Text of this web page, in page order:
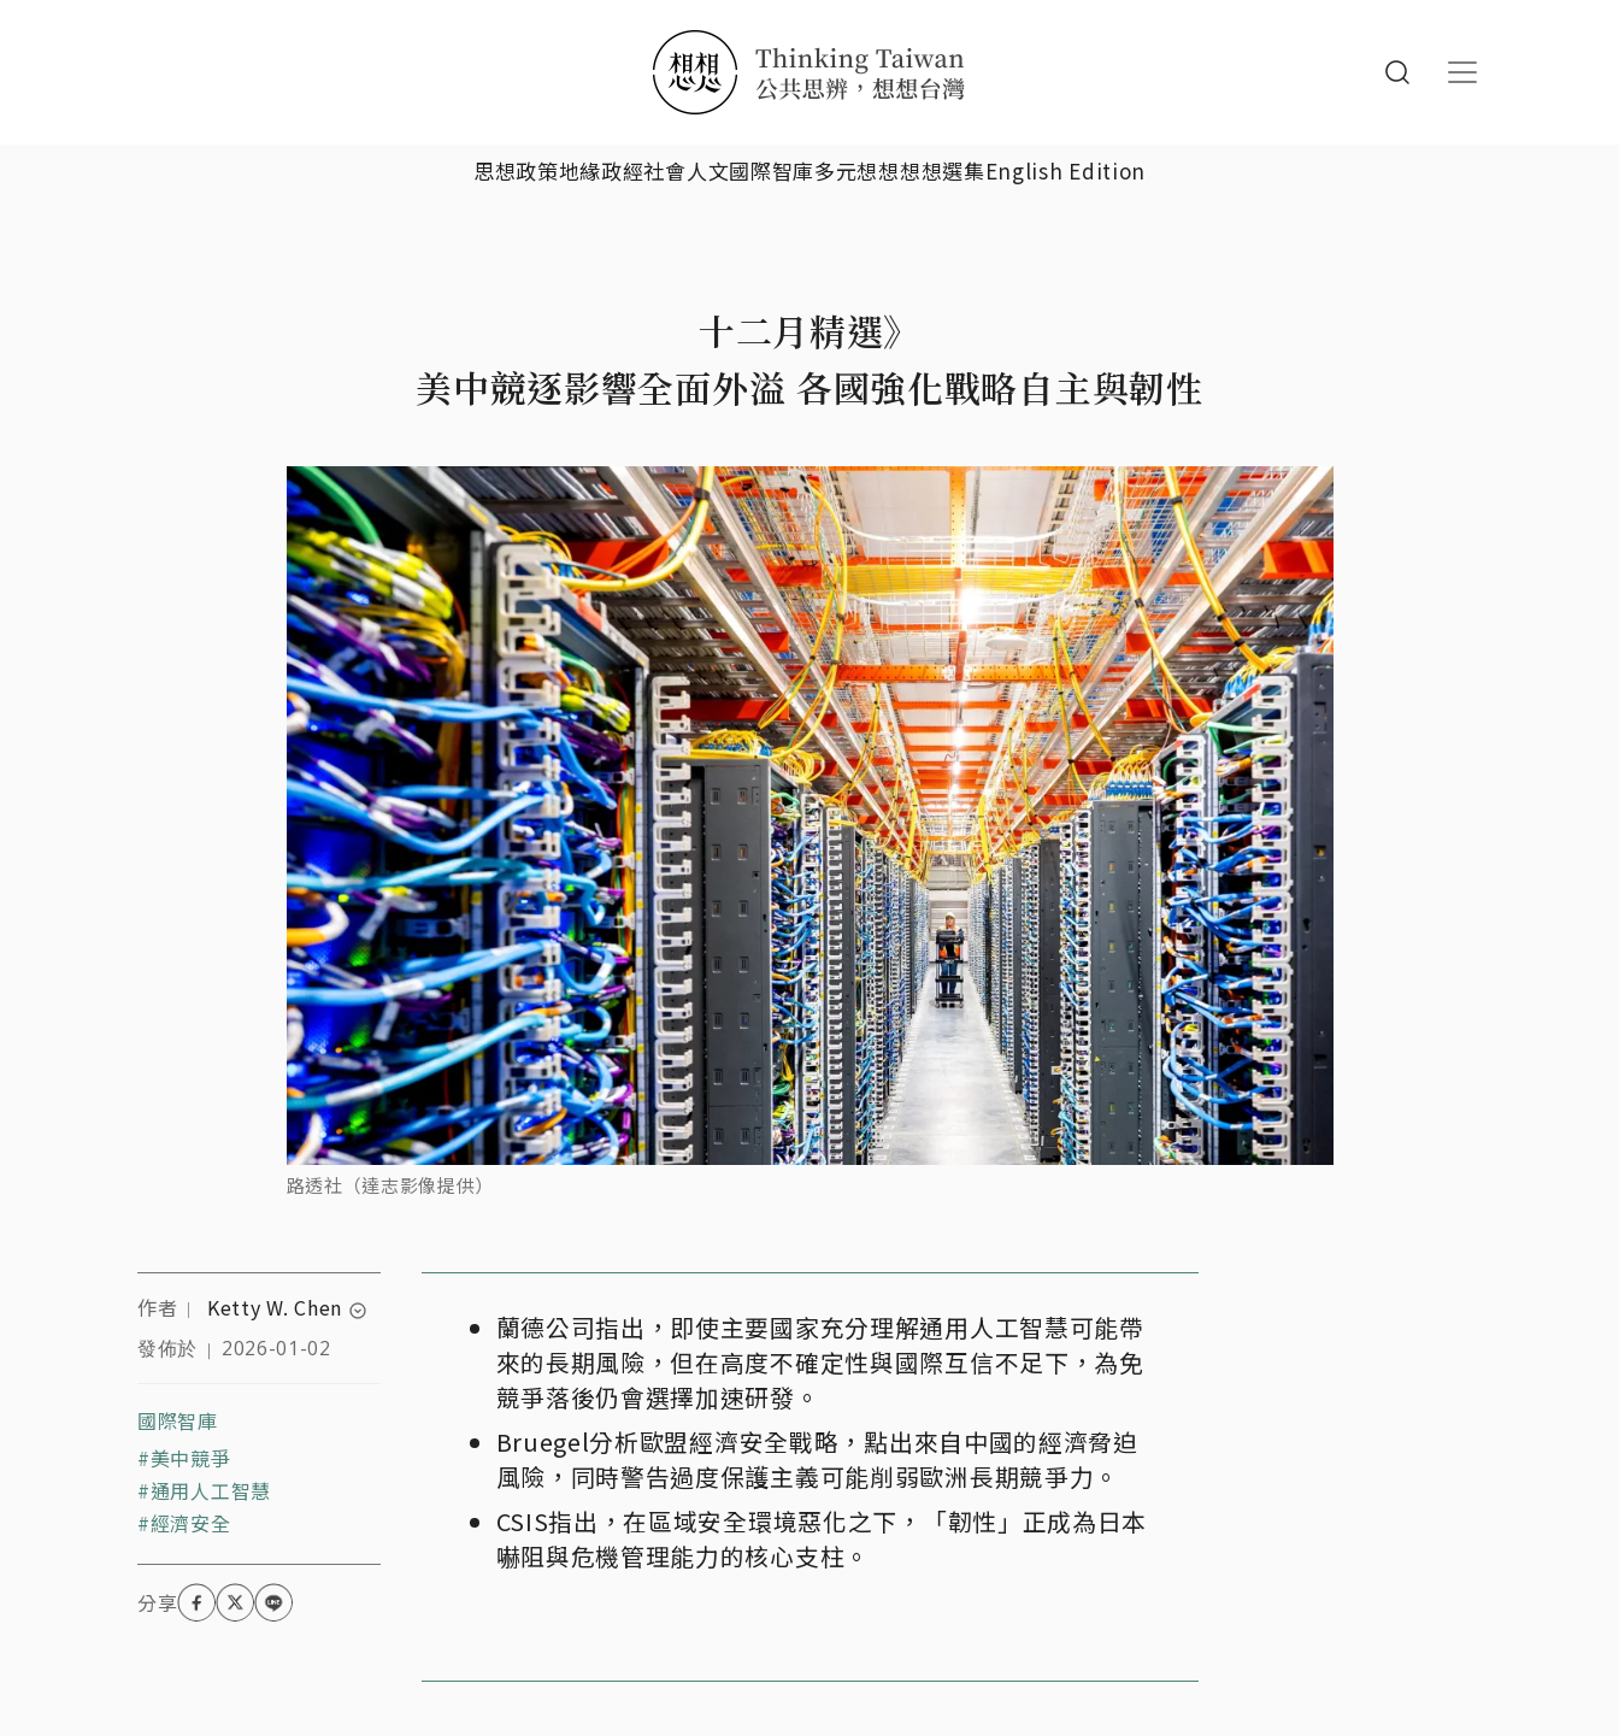
思想政策地緣政經社會人文國際智庫多元想想想想選集English Edition
十二月精選》
美中競逐影響全面外溢 各國強化戰略自主與韌性
路透社（達志影像提供）
作者 ｜ Ketty W. Chen expand_circle_down
非政府組織民主倡議工作
究民主化、比較政治、國
發佈於 ｜ 2026-01-02
國際智庫
美中競爭
通用人工智慧
經濟安全
蘭德公司指出，即使主要國家充分理解通用人工智慧可能帶
來的長期風險，但在高度不確定性與國際互信不足下，為免
競爭落後仍會選擇加速研發。
Bruegel分析歐盟經濟安全戰略，點出來自中國的經濟脅迫
風險，同時警告過度保護主義可能削弱歐洲長期競爭力。
CSIS指出，在區域安全環境惡化之下，「韌性」正成為日本
嚇阻與危機管理能力的核心支柱。